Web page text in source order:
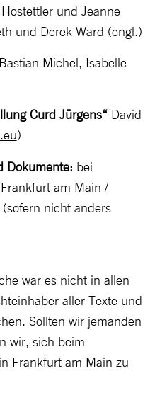
und Jeanne
und Derek Ward (engl.)
Michel, Isabelle
Curd Jürgens“David
)
Dokumente: bei
am Main /
nicht anders
war es nicht in allen
aller Texte und
Sollten wir jemanden
wir, sich beim
Frankfurt am Main zu